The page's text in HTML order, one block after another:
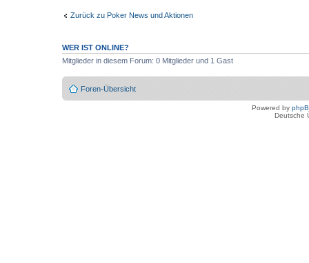
Zurück zu Poker News und Aktionen
WER IST ONLINE?
Mitglieder in diesem Forum: 0 Mitglieder und 1 Gast
Foren-Übersicht
Powered by
Deutsche